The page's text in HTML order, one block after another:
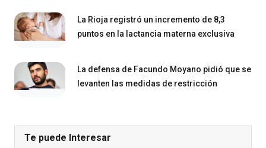
La Rioja registró un incremento de 8,3
puntos en la lactancia materna exclusiva
La defensa de Facundo Moyano pidió que se
levanten las medidas de restricción
Te puede Interesar